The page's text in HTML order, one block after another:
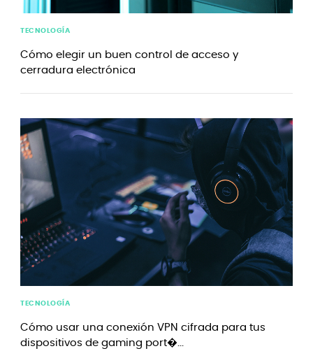
TECNOLOGÍA
Cómo elegir un buen control de acceso y
cerradura electrónica
TECNOLOGÍA
Cómo usar una conexión VPN cifrada para tus
dispositivos de gaming port�...